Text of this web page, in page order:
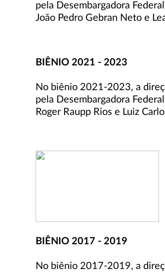
pela Desembargadora
João Pedro Gebran Neto e
BIÊNIO 2021 - 2023
No biênio 2021-2023, a
pela Desembargadora
Roger Raupp Rios e Luiz
BIÊNIO 2017 - 2019
No biênio 2017-2019, a